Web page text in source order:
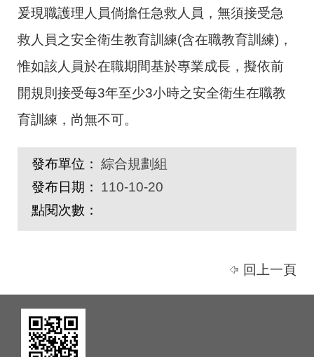
爰現職護理人員倘擔任急救人員，無須接受急
救人員之安全衛生教育訓練(含在職教育訓練) ，
惟如該人員於在職期間基於專業成長，擬依前
開規則接受每3年至少3小時之安全衛生在職教
育訓練，尚無不可。
發布單位： 綜合規劃組
發布日期：
110-10-20
點閱次數：
回上一頁